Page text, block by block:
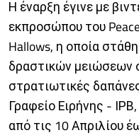
Η έναρξη έγινε με
εκπροσώπου του
Hallows, η οποία
δραστικών μειώσεων
στρατιωτικές
Γραφείο Ειρήνης -
από τις 10 Απριλίου